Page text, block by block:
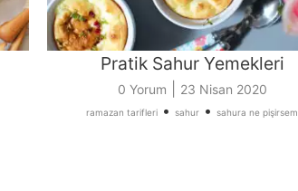
Pratik Sahur Yemekleri
0 Yorum 23 Nisan 2020
ramazan tarifleri • sahur • sahura ne pişirsem